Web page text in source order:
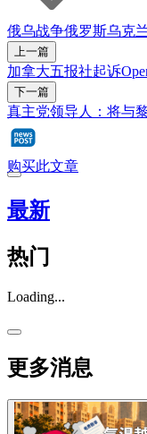
俄乌战争俄罗斯乌克
上一篇
加拿大五报社起诉
下一篇
真主党领导人：将与
购买此文章
最新
热门
Loading...
更多消息